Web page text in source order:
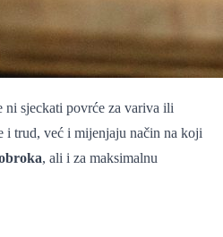
ni sjeckati povrće za variva ili
i trud, već i mijenjaju način na koji
, ali i za maksimalnu